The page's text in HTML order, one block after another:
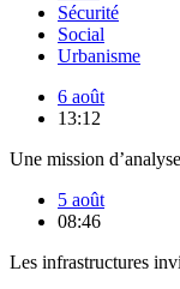
Sécurité
Social
Urbanisme
6 août
13:12
Une mission
5 août
08:46
Les infrastructures